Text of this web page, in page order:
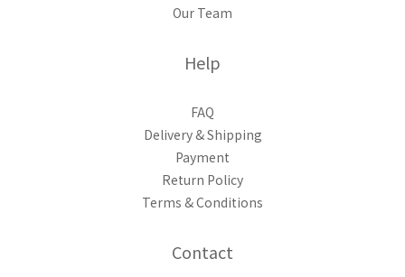
Our Team
Help
FAQ
Delivery & Shipping
Payment
Return Policy
Terms & Conditions
Contact